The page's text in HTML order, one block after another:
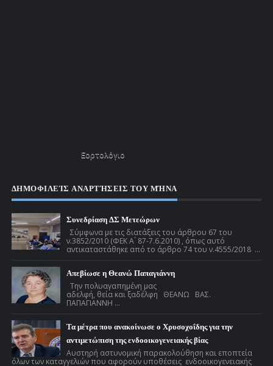
Εορτολόγιο
ΔΗΜΟΦΙΛΕΊΣ ΑΝΑΡΤΉΣΕΙΣ ΤΟΥ ΜΉΝΑ
Συνεδρίαση ΔΣ Μετεώρων
Σύμφωνα με τις διατάξεις του άρθρου 67 του
ν.3852/2010 (ΦΕΚ Α ́ 87-7.6.2010) , όπως αυτό
αντικαταστάθηκε από το άρθρο 74 του ν.4555/2018 ...
Απεβίωσε η Θεανώ Παπαγιάννη
Την πολυαγαπημένη μας
αδελφή, θεία και ξαδέλφη ΘΕΑΝΩ ΒΑΣ.
ΠΑΠΑΓΙΑΝΝΗ ...
Τα μέτρα που ανακοίνωσε ο Χρυσοχοΐδης για την
αντιμετώπιση της ενδοοικογενειακής βίας
Αυστηρή αστυνομική παρακολούθηση και εποπτεία
όλων των καταγγελιών που αφορούν υποθέσεις ενδοοικογενειακής